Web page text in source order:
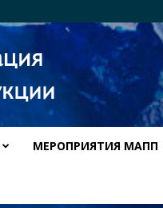
МЕРОПРИЯТИЯ МАПП